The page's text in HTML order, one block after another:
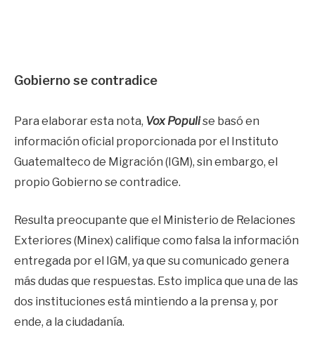
Gobierno se contradice
Para elaborar esta nota, Vox Populise basó en
información oficial proporcionada por el Instituto
Guatemalteco de Migración (IGM), sin embargo, el
propio Gobierno se contradice.
Resulta preocupante que el Ministerio de Relaciones
Exteriores (Minex) califique como falsa la información
entregada por el IGM, ya que su comunicado genera
más dudas que respuestas. Esto implica que una de las
dos instituciones está mintiendo a la prensa y, por
ende, a la ciudadanía.